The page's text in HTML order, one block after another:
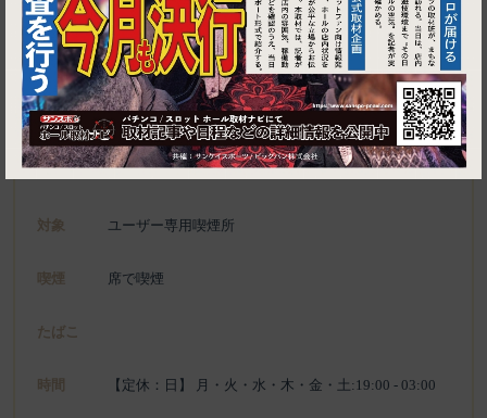
東京都渋谷区代官山町13-4 セレサ代官山 B1F
施設名 DADA Darts & Karaoke
電話 03-6277-5744
種別 ユーザー専用喫煙所、喫煙可能施設
対象 ユーザー専用喫煙所
喫煙 席で喫煙
たばこ
時間 【定休：日】 月・火・水・木・金・土:19:00 - 03:00